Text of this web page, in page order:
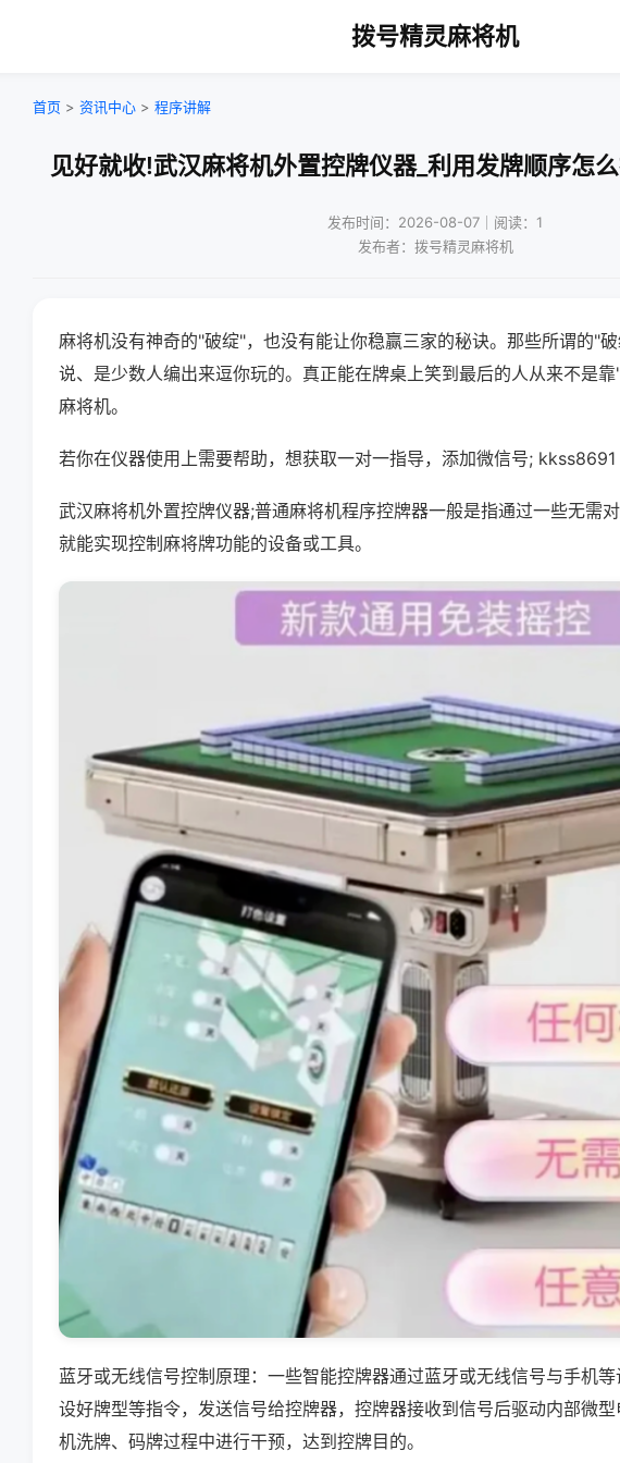
拨号精灵麻将机
首页 > 资讯中心 > 程序讲解
见好就收!武汉麻将机外置控牌仪器_利用发牌顺序怎
发布时间：2026-08-07｜阅读：1
发布者：拨号精灵麻将机
麻将机没有神奇的"破绽"，也没有能让你稳赢三家的秘诀。那些所谓的"
说、是少数人编出来逗你玩的。真正能在牌桌上笑到最后的人从来不是
麻将机。
若你在仪器使用上需要帮助，想获取一对一指导，添加微信号; kkss8691
武汉麻将机外置控牌仪器;普通麻将机程序控牌器一般是指通过一些无需
就能实现控制麻将牌功能的设备或工具。
蓝牙或无线信号控制原理：一些智能控牌器通过蓝牙或无线信号与手机
设好牌型等指令，发送信号给控牌器，控牌器接收到信号后驱动内部微
机洗牌、码牌过程中进行干预，达到控牌目的。